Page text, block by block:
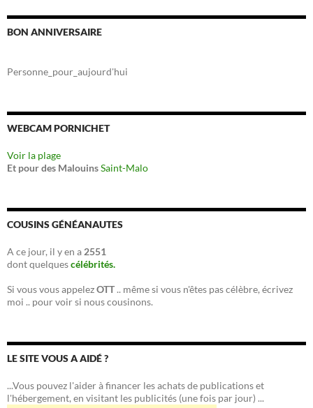
BON ANNIVERSAIRE
Personne_pour_aujourd'hui
WEBCAM PORNICHET
Voir la plage
Et pour des MalouinsSaint-Malo
COUSINS GÉNÉANAUTES
A ce jour, il y en a 2551
dont quelquescélébrités.
Si vous vous appelezOTT.. même si vous n'êtes pas célèbre, écrivez
moi .. pour voir si nous cousinons.
LE SITE VOUS A AIDÉ ?
...Vous pouvez l'aider à financer les achats de publications et
l'hébergement, en visitant les publicités (une fois par jour) ...